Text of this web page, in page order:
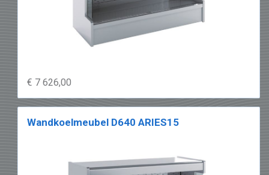
€ 7 626,00
Wandkoelmeubel D640 ARIES15